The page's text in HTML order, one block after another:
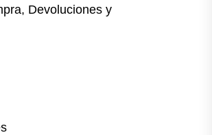
Devoluciones y